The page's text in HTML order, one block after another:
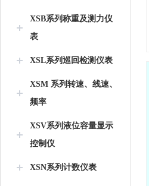
XSB系列称重及测力仪
表
XSL系列巡回检测仪表
XSM 系列转速、线速、
频率
XSV系列液位容量显示
控制仪
XSN系列计数仪表